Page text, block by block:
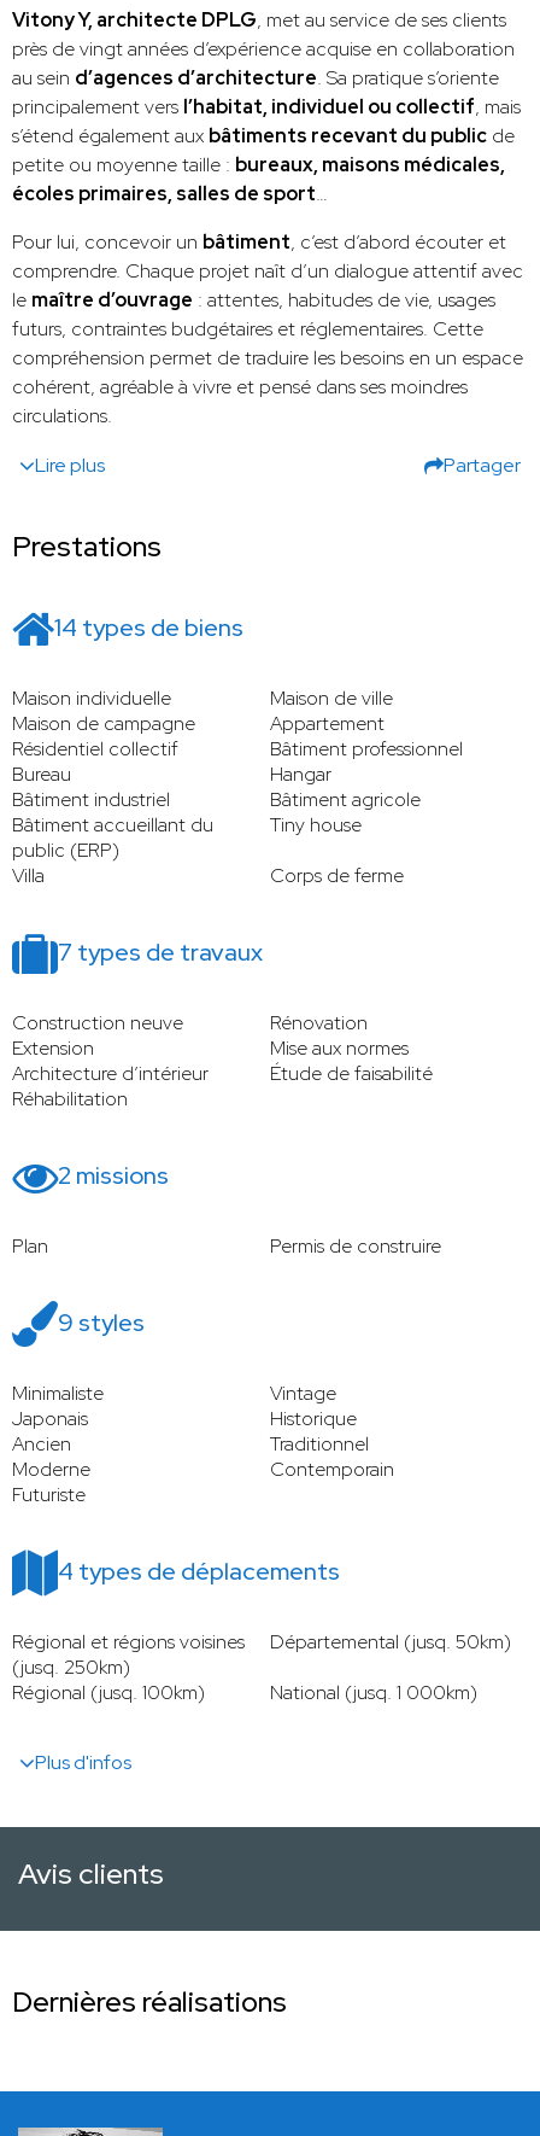
Vitony Y, architecte DPLG, met au service de ses clients
près de vingt années d’expérience acquise en collaboration
au sein d’agences d’architecture. Sa pratique s’oriente
principalement vers l’habitat, individuel ou collectif, mais
s’étend également aux bâtiments recevant du public de
petite ou moyenne taille : bureaux, maisons médicales,
écoles primaires, salles de sport…
Pour lui, concevoir un bâtiment, c’est d’abord écouter et
comprendre. Chaque projet naît d’un dialogue attentif avec
le maître d’ouvrage : attentes, habitudes de vie, usages
futurs, contraintes budgétaires et réglementaires. Cette
compréhension permet de traduire les besoins en un espace
cohérent, agréable à vivre et pensé dans ses moindres
circulations.
Lire plus
Partager
Prestations
14 types de biens
Maison individuelle
Maison de ville
Maison de campagne
Appartement
Résidentiel collectif
Bâtiment professionnel
Bureau
Hangar
Bâtiment industriel
Bâtiment agricole
Bâtiment accueillant du
public (ERP)
Tiny house
Villa
Corps de ferme
7 types de travaux
Construction neuve
Rénovation
Extension
Mise aux normes
Architecture d’intérieur
Étude de faisabilité
Réhabilitation
2 missions
Plan Permis de construire
9 styles
Minimaliste
Vintage
Japonais
Historique
Ancien
Traditionnel
Moderne
Contemporain
Futuriste
4 types de déplacements
Régional et régions voisines
(jusq. 250km)
Départemental (jusq. 50km)
Régional (jusq. 100km)
National (jusq. 1 000km)
Plus d'infos
Avis clients
Dernières réalisations